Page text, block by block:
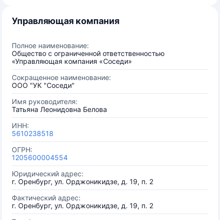
Управляющая компания
Полное наименование:
Общество с ограниченной ответственностью
«Управляющая компания «Соседи»
Сокращенное наименование:
ООО "УК "Соседи"
Имя руководителя:
Татьяна Леонидовна Белова
ИНН:
5610238518
ОГРН:
1205600004554
Юридический адрес:
г. Оренбург, ул. Орджоникидзе, д. 19, п. 2
Фактический адрес:
г. Оренбург, ул. Орджоникидзе, д. 19, п. 2